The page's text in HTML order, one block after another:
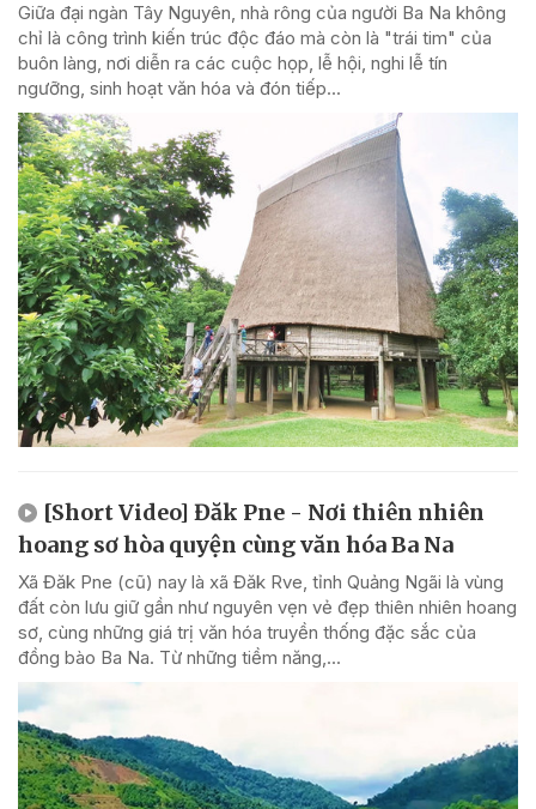
Giữa đại ngàn Tây Nguyên, nhà rông của người Ba Na không
chỉ là công trình kiến trúc độc đáo mà còn là "trái tim" của
buôn làng, nơi diễn ra các cuộc họp, lễ hội, nghi lễ tín
ngưỡng, sinh hoạt văn hóa và đón tiếp...
[Short Video] Đăk Pne - Nơi thiên nhiên
hoang sơ hòa quyện cùng văn hóa Ba Na
Xã Đăk Pne (cũ) nay là xã Đăk Rve, tỉnh Quảng Ngãi là vùng
đất còn lưu giữ gần như nguyên vẹn vẻ đẹp thiên nhiên hoang
sơ, cùng những giá trị văn hóa truyền thống đặc sắc của
đồng bào Ba Na. Từ những tiềm năng,...